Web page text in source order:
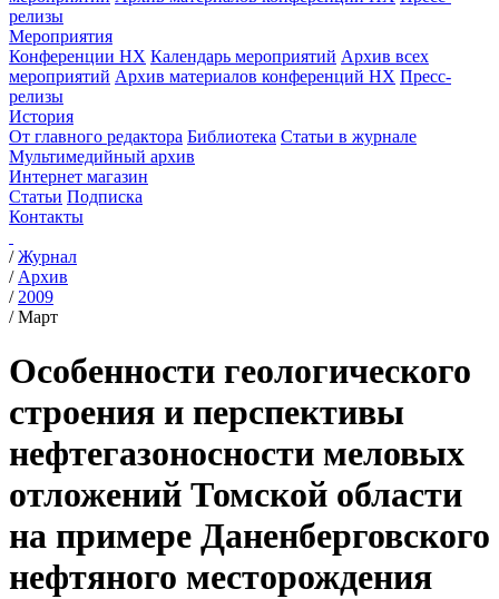
релизы
Мероприятия
Конференции НХ Календарь мероприятий Архив всех
мероприятий Архив материалов конференций НХ Пресс-
релизы
История
От главного редактора Библиотека Статьи в журнале
Мультимедийный архив
Интернет магазин
Статьи Подписка
Контакты
/Журнал
/ Архив
/ 2009
/Март
Особенности геологического
строения и перспективы
нефтегазоносности меловых
отложений Томской области
на примере Даненберговского
нефтяного месторождения